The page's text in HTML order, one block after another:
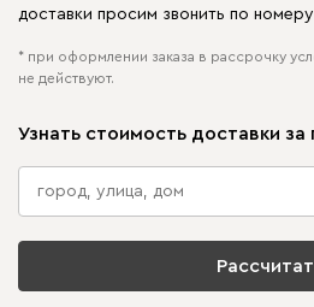
доставки просим звонить по
* при оформлении заказа в рассрочку
не действуют.
Узнать стоимость доставки за